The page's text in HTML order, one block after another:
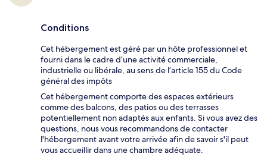
Conditions
Cet hébergement est géré par un hôte professionnel et
fourni dans le cadre d’une activité commerciale,
industrielle ou libérale, au sens de l’article 155 du Code
général des impôts
Cet hébergement comporte des espaces extérieurs
comme des balcons, des patios ou des terrasses
potentiellement non adaptés aux enfants. Si vous avez des
questions, nous vous recommandons de contacter
l'hébergement avant votre arrivée afin de savoir s'il peut
vous accueillir dans une chambre adéquate.